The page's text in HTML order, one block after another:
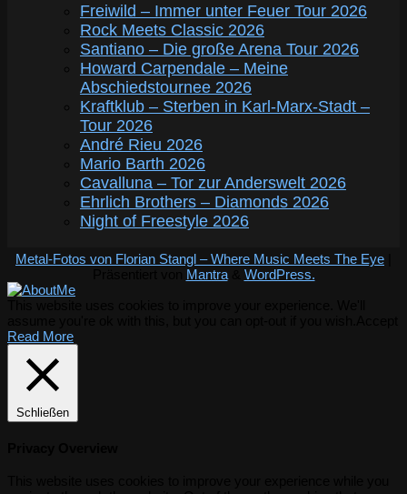
Freiwild – Immer unter Feuer Tour 2026
Rock Meets Classic 2026
Santiano – Die große Arena Tour 2026
Howard Carpendale – Meine
Abschiedstournee 2026
Kraftklub – Sterben in Karl-Marx-Stadt –
Tour 2026
André Rieu 2026
Mario Barth 2026
Cavalluna – Tor zur Anderswelt 2026
Ehrlich Brothers – Diamonds 2026
Night of Freestyle 2026
Metal-Fotos von Florian Stangl – Where Music Meets The Eye
Mantra& WordPress.
Read More
Schließen